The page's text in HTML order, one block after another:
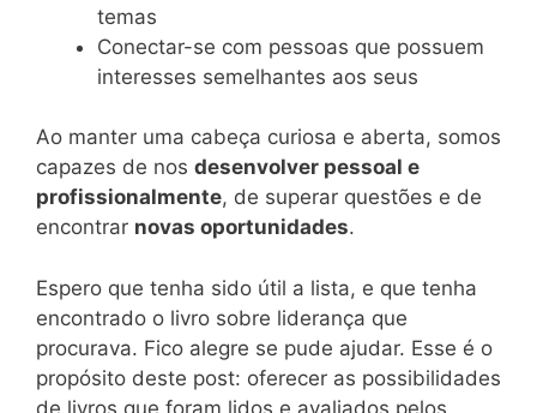
temas
Conectar-se com pessoas que possuem
interesses semelhantes aos seus
Ao manter uma cabeça curiosa e aberta, somos
capazes de nos desenvolver pessoal e
profissionalmente, de superar questões e de
encontrar novas oportunidades.
Espero que tenha sido útil a lista, e que tenha
encontrado o livro sobre liderança que
procurava. Fico alegre se pude ajudar. Esse é o
propósito deste post: oferecer as possibilidades
de livros que foram lidos e avaliados pelos